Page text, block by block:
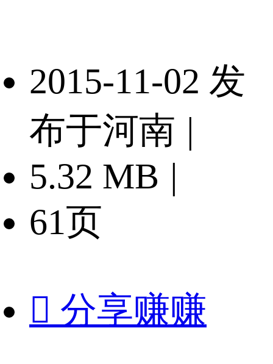
2015-11-02 发
布于河南 |
5.32 MB |
61页
 分享赚赚